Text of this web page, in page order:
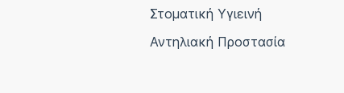
Στοματική Υγιεινή
Αντηλιακή Προστασία